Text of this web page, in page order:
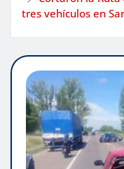
tres vehículos en